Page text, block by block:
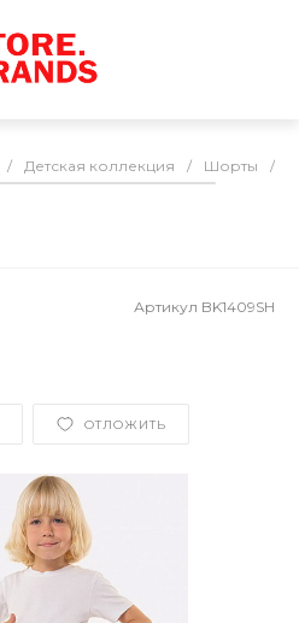
/ Детская коллекция / Шорты /
Артикул BK1409SH
ОТЛОЖИТЬ